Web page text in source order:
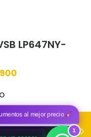
LP647NY-
Current
$ 1.829.900.
al mejor precio
1